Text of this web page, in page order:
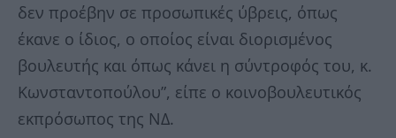
δεν προέβην σε προσωπικές ύβρεις, όπως
έκανε ο ίδιος, ο οποίος είναι διορισμένος
βουλευτής και όπως κάνει η σύντροφός του, κ.
Κωνσταντοπούλου”, είπε ο κοινοβουλευτικός
εκπρόσωπος της ΝΔ.